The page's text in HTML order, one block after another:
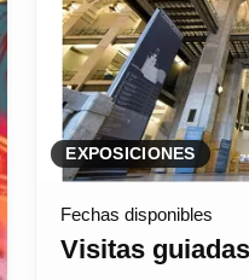
EXPOSICIONES
Fechas disponibles
Visitas